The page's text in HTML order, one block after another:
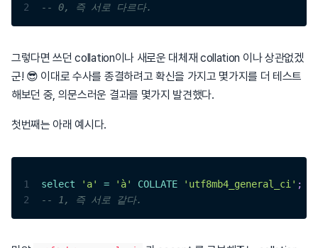
2
-- 0, 즉 서로 다르다.
그렇다면 쓰던 collation이나 새로운 대체재 collation 이나 상관없겠
군! 😎 이대로 수사를 종결하려고 확신을 가지고 몇가지를 더 테스트
해보던 중, 의문스러운 결과를 몇가지 발견했다.
첫번째는 아래 예시다.
1 select 'a' = 'à' COLLATE 'utf8mb4_general_ci' ;
2
-- 1, 즉 서로 같다.